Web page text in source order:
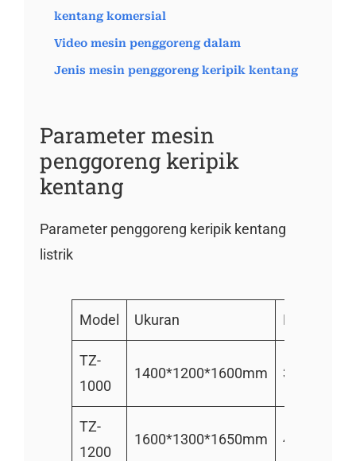
kentang komersial
Video mesin penggoreng dalam
Jenis mesin penggoreng keripik kentang
Parameter mesin
penggoreng keripik
kentang
Parameter penggoreng keripik kentang
listrik
Model Ukuran Berat
TZ-
1000
1400*1200*1600mm 300kg
TZ-
1200
1600*1300*1650mm 400kg